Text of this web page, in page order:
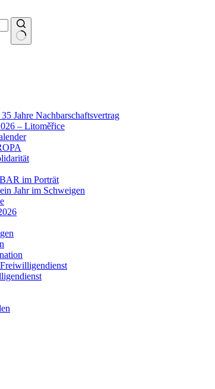
Jahre Nachbarschaftsvertrag
– Litoměřice
im Porträt
Jahr im Schweigen